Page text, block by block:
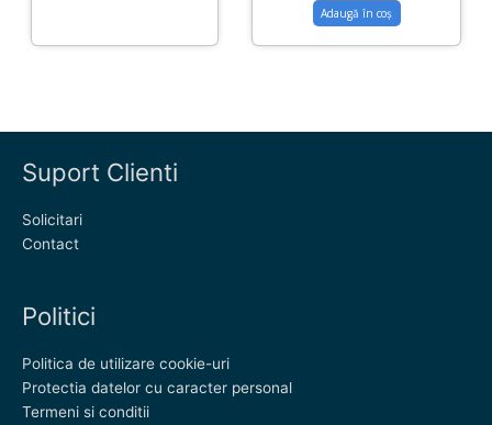
Adaugă în coș
Suport Clienti
Solicitari
Contact
Politici
Politica de utilizare cookie-uri
Protectia datelor cu caracter personal
Termeni si conditii